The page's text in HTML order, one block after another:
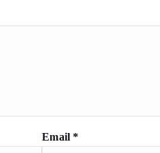
Email *